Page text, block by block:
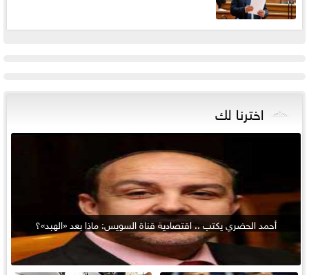
اخترنا لك
أحمد الحضري يكتب .. اقتصادية قناة السويس: ماذا بعد «الهبد»؟